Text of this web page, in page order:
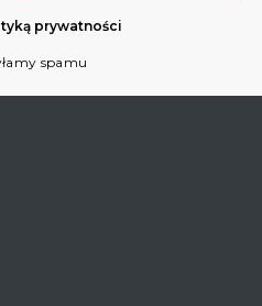
prywatności
spamu